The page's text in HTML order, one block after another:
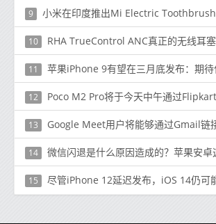
9 小米在印度推出Mi Electric Toothbrush T100，价
10 RHA TrueControl ANC真正的无线耳
11 苹果iPhone 9有望在三月底发布：期待
12 Poco M2 Pro将于今天中午通过Flipkart发售
13 Google Meet用户将能够通过Gmail链
14 微信闪退是什么原因造成的？苹果安卓
15 尽管iPhone 12延迟发布，iOS 14仍可